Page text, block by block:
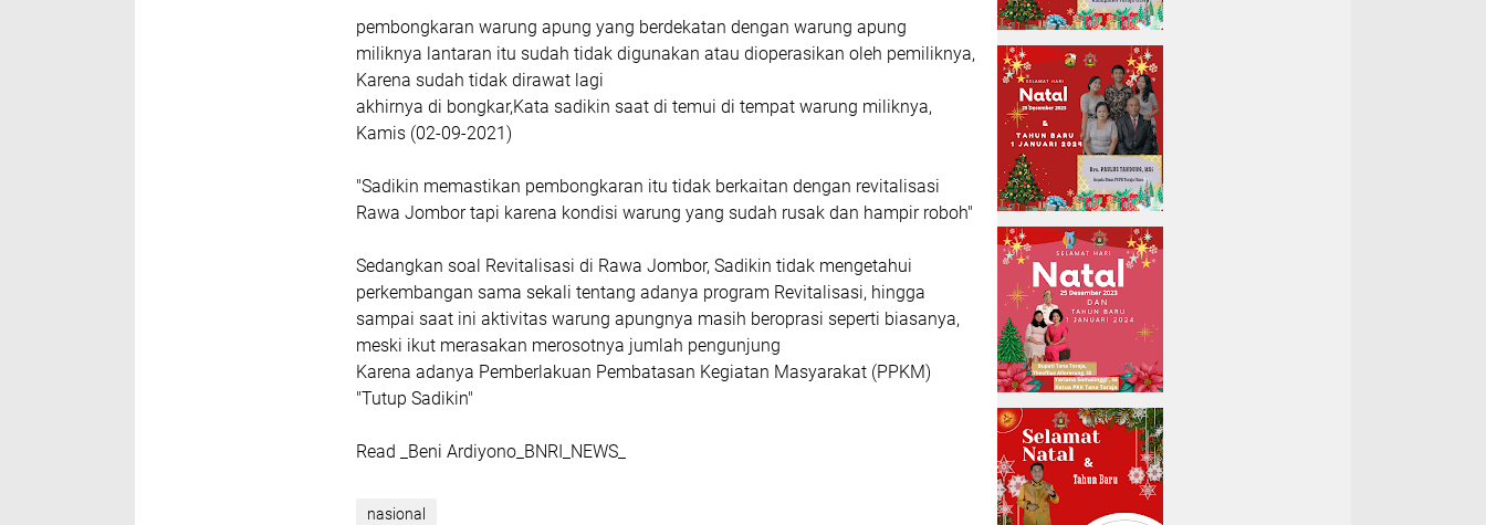
pembongkaran warung apung yang berdekatan dengan warung apung
miliknya lantaran itu sudah tidak digunakan atau dioperasikan oleh pemiliknya,
Karena sudah tidak dirawat lagi
akhirnya di bongkar,Kata sadikin saat di temui di tempat warung miliknya,
Kamis (02-09-2021)
"Sadikin memastikan pembongkaran itu tidak berkaitan dengan revitalisasi
Rawa Jombor tapi karena kondisi warung yang sudah rusak dan hampir roboh"
Sedangkan soal Revitalisasi di Rawa Jombor, Sadikin tidak mengetahui
perkembangan sama sekali tentang adanya program Revitalisasi, hingga
sampai saat ini aktivitas warung apungnya masih beroprasi seperti biasanya,
meski ikut merasakan merosotnya jumlah pengunjung
Karena adanya Pemberlakuan Pembatasan Kegiatan Masyarakat (PPKM)
"Tutup Sadikin"
Read _Beni Ardiyono_BNRI_NEWS_
nasional